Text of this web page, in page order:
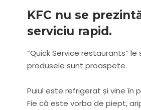
KFC nu se
serviciu rapid.
“Quick Service restaurants”
produsele sunt proaspete.
Puiul este refrigerat și vine în
Fie că este vorba de piept,